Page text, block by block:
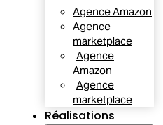
Agence Amazon
Agence
marketplace
Agence
Amazon
Agence
marketplace
Réalisations